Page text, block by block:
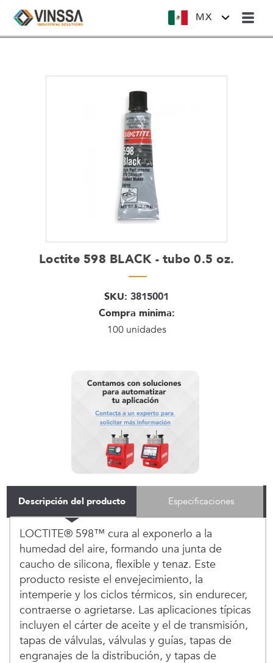
MX
Loctite 598 BLACK - tubo 0.5 oz.
SKU: 3815001
Compra minima:
100 unidades
Descripción del producto
LOCTITE® 598™ cura al exponerlo a la
humedad del aire, formando una junta de
caucho de silicona, flexible y tenaz. Este
producto resiste el envejecimiento, la
intemperie y los ciclos térmicos, sin endurecer,
contraerse o agrietarse. Las aplicaciones típicas
incluyen el cárter de aceite y el de transmisión,
tapas de válvulas, válvulas y guías, tapas de
engranajes de la distribución, y tapas de
Especificaciones